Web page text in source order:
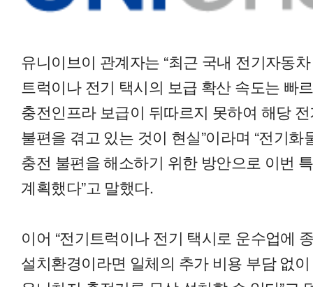
유니이브이 관계자는 “최근 국내 전기자동
트럭이나 전기 택시의 보급 확산 속도는 빠
충전인프라 보급이 뒤따르지 못하여 해당
불편을 겪고 있는 것이 현실”이라며 “전기
충전 불편을 해소하기 위한 방안으로 이번
계획했다”고 말했다.
이어 “전기트럭이나 전기 택시로 운수업에
설치환경이라면 일체의 추가 비용 부담 없